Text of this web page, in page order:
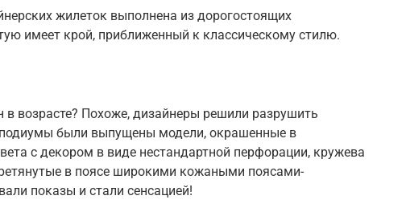
жилеток выполнена из дорогостоящих
имеет крой, приближенный к классическому стилю.
в возрасте? Похоже, дизайнеры решили разрушить
подиумы были выпущены модели, окрашенные в
с декором в виде нестандартной перфорации, кружева
в поясе широкими кожаными поясами-
показы и стали сенсацией!